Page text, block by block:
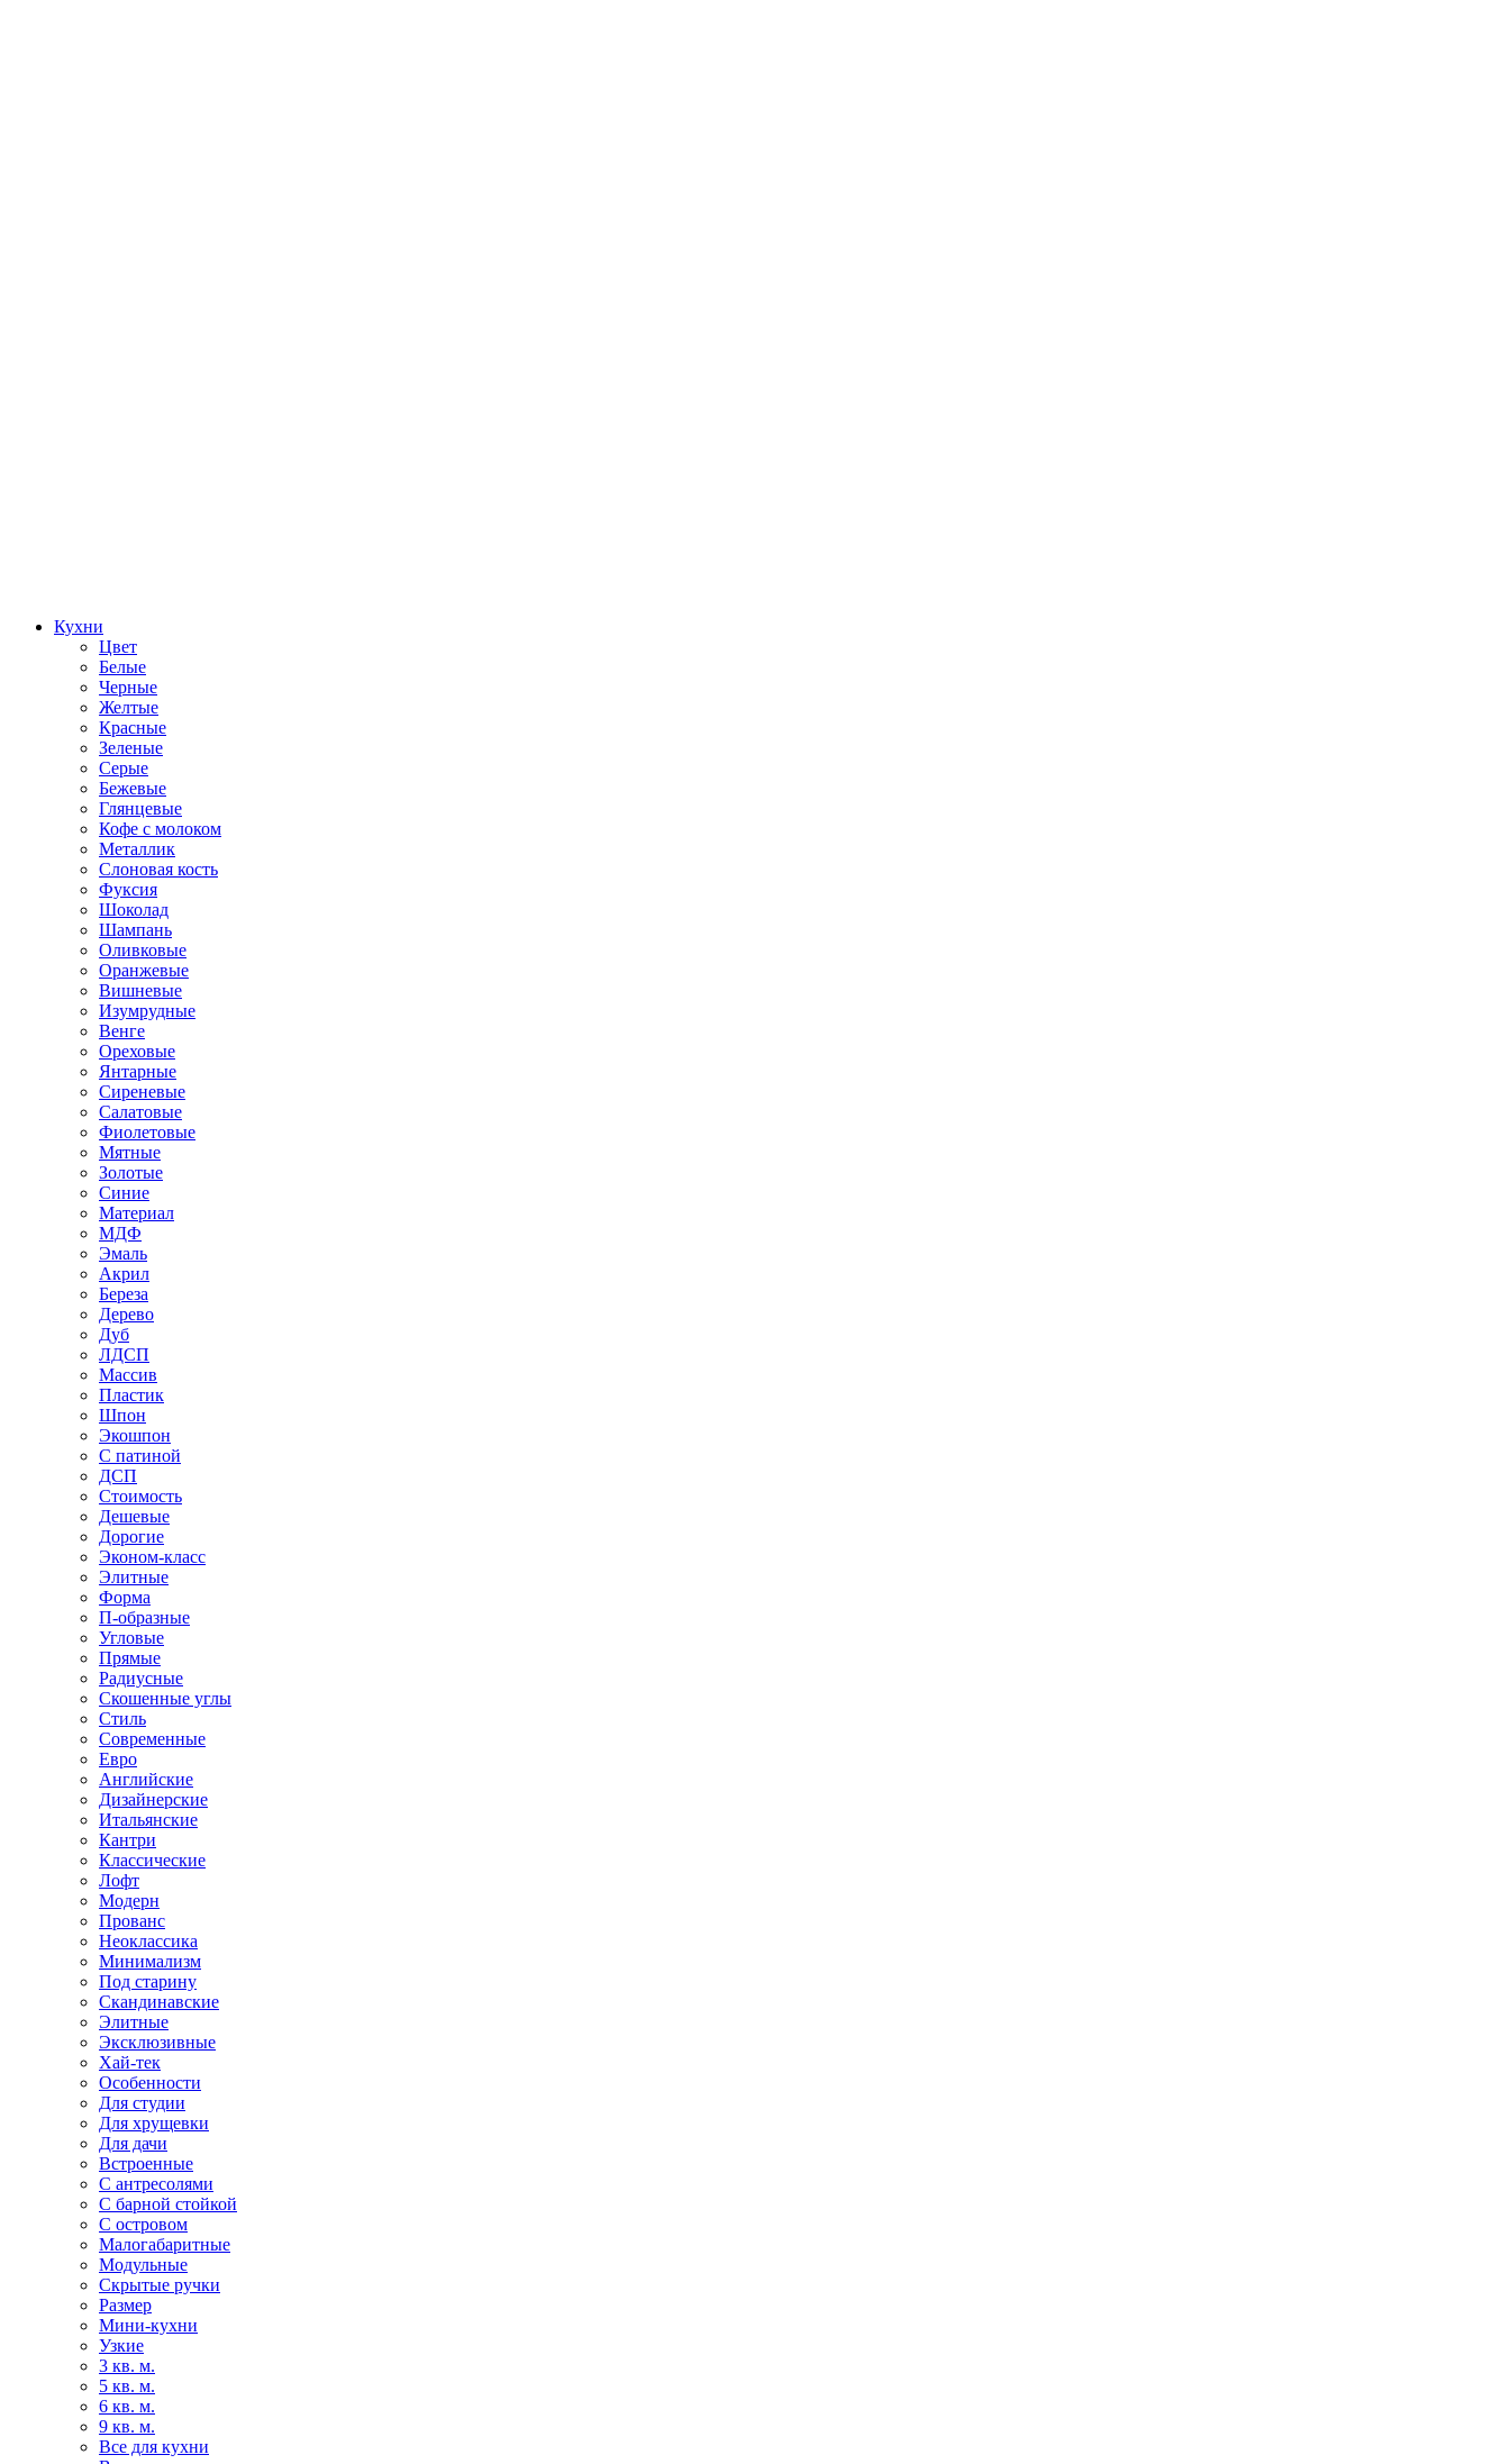
Кухни
Цвет
Белые
Черные
Желтые
Красные
Зеленые
Серые
Бежевые
Глянцевые
Кофе с молоком
Металлик
Слоновая кость
Фуксия
Шоколад
Шампань
Оливковые
Оранжевые
Вишневые
Изумрудные
Венге
Ореховые
Янтарные
Сиреневые
Салатовые
Фиолетовые
Мятные
Золотые
Синие
Материал
МДФ
Эмаль
Акрил
Береза
Дерево
Дуб
ЛДСП
Массив
Пластик
Шпон
Экошпон
С патиной
ДСП
Стоимость
Дешевые
Дорогие
Эконом-класс
Элитные
Форма
П-образные
Угловые
Прямые
Радиусные
Скошенные углы
Стиль
Современные
Евро
Английские
Дизайнерские
Итальянские
Кантри
Классические
Лофт
Модерн
Прованс
Неоклассика
Минимализм
Под старину
Скандинавские
Элитные
Эксклюзивные
Хай-тек
Особенности
Для студии
Для хрущевки
Для дачи
Встроенные
С антресолями
С барной стойкой
С островом
Малогабаритные
Модульные
Скрытые ручки
Размер
Мини-кухни
Узкие
3 кв. м.
5 кв. м.
6 кв. м.
9 кв. м.
Все для кухни